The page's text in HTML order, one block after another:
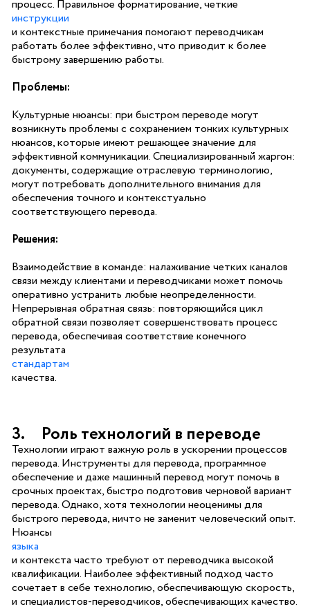
процесс. Правильное форматирование, четкие
инструкции
и контекстные примечания помогают переводчикам
работать более эффективно, что приводит к более
быстрому завершению работы.
Проблемы:
Культурные нюансы: при быстром переводе могут
возникнуть проблемы с сохранением тонких культурных
нюансов, которые имеют решающее значение для
эффективной коммуникации. Специализированный жаргон:
документы, содержащие отраслевую терминологию,
могут потребовать дополнительного внимания для
обеспечения точного и контекстуально
соответствующего перевода.
Решения:
Взаимодействие в команде: налаживание четких каналов
связи между клиентами и переводчиками может помочь
оперативно устранить любые неопределенности.
Непрерывная обратная связь: повторяющийся цикл
обратной связи позволяет совершенствовать процесс
перевода, обеспечивая соответствие конечного
результата
стандартам
качества.
3. Роль технологий в переводе
Технологии играют важную роль в ускорении процессов
перевода. Инструменты для перевода, программное
обеспечение и даже машинный перевод могут помочь в
срочных проектах, быстро подготовив черновой вариант
перевода. Однако, хотя технологии неоценимы для
быстрого перевода, ничто не заменит человеческий опыт.
Нюансы
языка
и контекста часто требуют от переводчика высокой
квалификации. Наиболее эффективный подход часто
сочетает в себе технологию, обеспечивающую скорость,
и специалистов-переводчиков, обеспечивающих качество.